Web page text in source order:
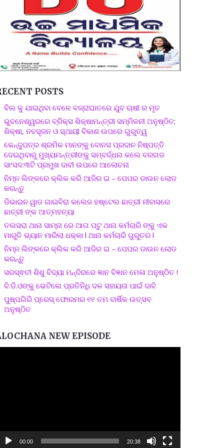
POSTS
ବିଲ କୁ ଯାଇଥିବା ବେଳେ ବଜ୍ରାଘାତରେ ଯୁବ ଚାଷୀ ର ମୃତ
ଭୁବନେଶ୍ୱରରେ ବ୍ରିକ୍ସ ଶିକ୍ଷାମନ୍ତ୍ରୀ ସମ୍ମିଳନୀ ଅନୁଷ୍ଠିତ;
ଶିକ୍ଷା, ନବସୃଜନ ଓ ସ୍ଥାୟୀ ବିକାଶ ଉପରେ ଗୁରୁତ୍ୱ
କେନ୍ଦୁପତ୍ର ଶ୍ରମିକ ମାନଙ୍କୁ ବୋନସ ପ୍ରଦାନ ନିଷ୍ପତ୍ତି
ଦେଇଥିବାରୁ ମୁଖ୍ୟମନ୍ତ୍ରୀଙ୍କୁ ସମ୍ବର୍ଦ୍ଧନା କଲେ ବରଗଡ
ସାଂସଦ:୩ଟି ପ୍ରମୁଖ ଦାବୀ ଉପରେ ଆଲୋଚନା
ନିମ୍ନ ଲିଙ୍କରେ କ୍ଲିକ କରି ଆଜିର ଇ – ପେପର ଡାଉନ ଲୋଡ
କରନ୍ତୁ
ଡିଭାଇନ ୱାଡ ଗାଇବିରା କଲେଜ ହଷ୍ଟେଲ ଛାତ୍ରୀ ନୀବାସରେ
ଛାତ୍ରୀ ଙ୍କ ଆତ୍ମହତ୍ୟା
ତଲସରା ଥାନା ସାମ୍ନା ରେ ଆଗ ପଟୁ ଥାନା କର୍ମଚାରି ଙ୍କୁ ଏକ
ମାରୁତି ଭ୍ୟାନ ମାରିଲା ଧକ୍କା l ଥାନା କର୍ମଚାରି ଗୁରୁତର l
ନିମ୍ନ ଲିଙ୍କରେ କ୍ଲିକ କରି ଆଜିର ଇ – ପେପର ଡାଉନ ଲୋଡ
କରନ୍ତୁ
ସରସ୍ଵତୀ ଶିଶୁ ବିଦ୍ୟା ମନ୍ଦିରରେ ଜ୍ଞାନ ବିଜ୍ଞାନ ମେଳା ଅନୁଷ୍ଠିତ !
ବି.ଡି.ଓଙ୍କୁ ଭେଟିଲେ ପ୍ରତିନିଧି ଦଳ ସହାୟତା ପାଇଁ ଦାବି
ପୁଷ୍ପଗିରି ପ୍ରେସ୍ ଫୋରମର ୧୧ ତମ ବାର୍ଷିକ ଉତ୍ସବ
ଅନୁଷ୍ଠିତ
NEW EPISODE
00:00 20:38